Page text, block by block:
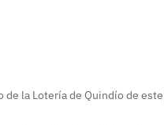
de la Lotería de Quindío de